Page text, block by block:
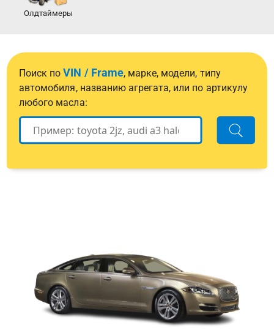
Олдтаймеры
Поиск поVIN / Frame, марке, модели, типу
автомобиля, названию агрегата, или по артикулу
любого масла: